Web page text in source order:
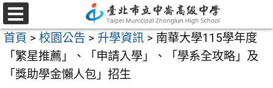
跳
至
主
選
單
首頁 > 校園公告 > 升學資訊 > 南華大學115學年度
「繁星推薦」、「申請入學」、「學系全攻略」及
「獎助學金懶人包」招生